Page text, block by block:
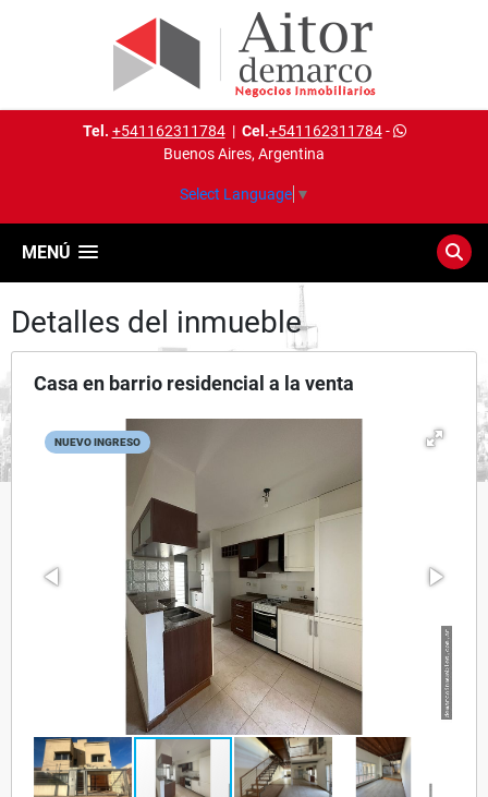
Tel. +541162311784| Cel.+541162311784-
Buenos Aires, Argentina
Select Language ▼
MENÚ
Detalles del inmueble
Casa en barrio residencial a la venta
NUEVO INGRESO